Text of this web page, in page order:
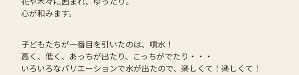
心が和みます。
子どもたちが一番目を引いたのは、噴水！
高く、低く、あっちが出たり、こっちがでたり・・・
いろいろなバリエーションで水が出たので、楽しくて！楽しくて！